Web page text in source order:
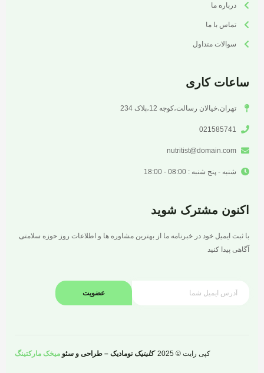
درباره ما
تماس با ما
سوالات متداول
ساعات کاری
تهران،خیالان رسالت،کوجه 12،پلاک 234
021585741
nutritist@domain.com
شنبه - پنج شنبه : 08:00 - 18:00
اکنون مشترک شوید
با ثبت ایمیل خود در خبرنامه ما از بهترین مشاوره ها و اطلاعات روز حوزه سلامتی
آگاهی پیدا کنید
عضویت
کپی رایت © 2025 کلینیک نومادیک – طراحی و سئو میخک مارکتینگ